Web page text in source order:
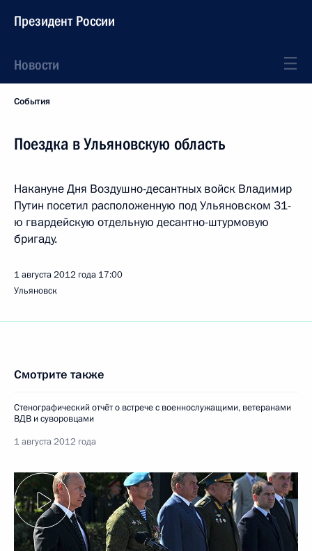
Президент России
Новости
События
Поездка в Ульяновскую область
Накануне Дня Воздушно-десантных войск Владимир
Путин посетил расположенную под Ульяновском 31-
ю гвардейскую отдельную десантно-штурмовую
бригаду.
1 августа 2012 года 17:00
Ульяновск
Смотрите также
Стенографический отчёт о встрече с военнослужащими, ветеранами
ВДВ и суворовцами
1 августа 2012 года